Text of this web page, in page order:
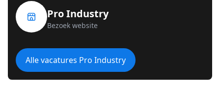
Pro Industry
Bezoek website
Alle vacatures Pro Industry